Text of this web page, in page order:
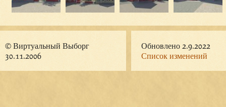
© Виртуальный Выборг
30.11.2006
Обновлено 2.9.2022
Список изменений